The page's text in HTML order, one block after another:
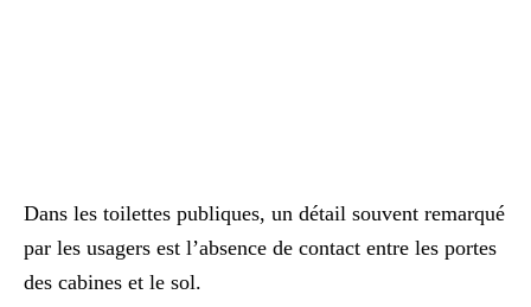
Dans les toilettes publiques, un détail souvent remarqué
par les usagers est l’absence de contact entre les portes
des cabines et le sol.